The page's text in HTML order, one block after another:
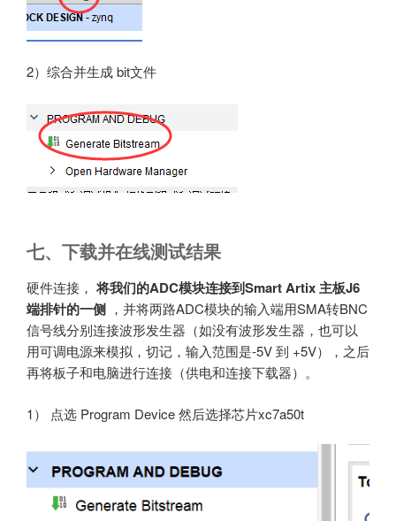
2）综合并生成 bit文件
七、下载并在线测试结果
硬件连接， 将我们的ADC模块连接到Smart Artix 主板J6
端排针的一侧 ，并将两路ADC模块的输入端用SMA转BNC
信号线分别连接波形发生器（如没有波形发生器，也可以
用可调电源来模拟，切记，输入范围是-5V 到 +5V），之后
再将板子和电脑进行连接（供电和连接下载器）。
1） 点选 Program Device 然后选择芯片xc7a50t